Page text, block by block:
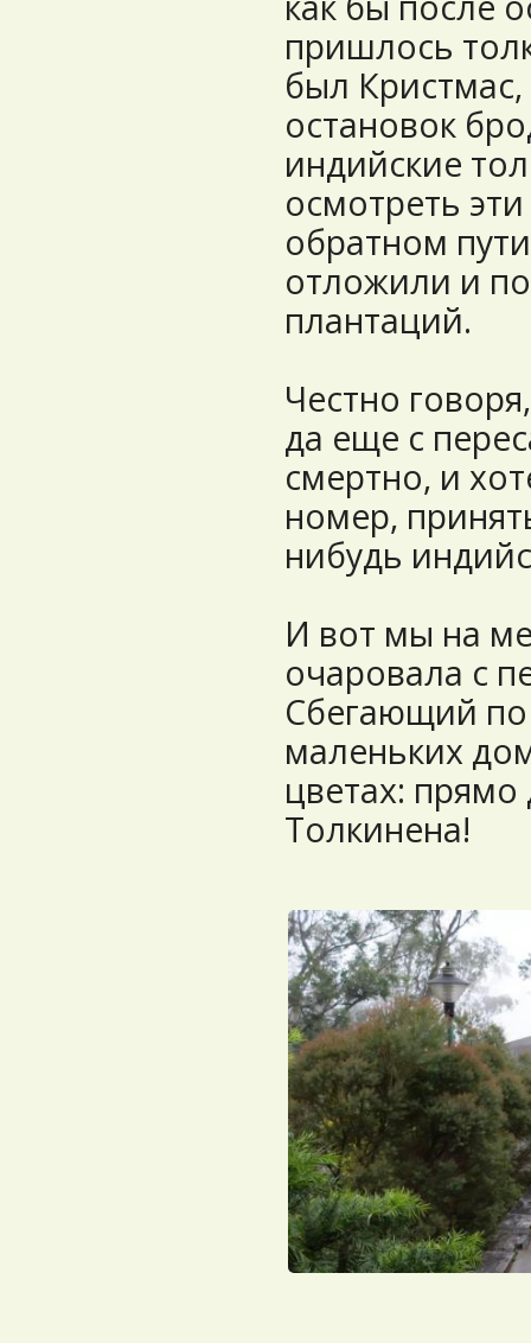
пришлось
был
остановок
индийские
осмотреть
обратном
отложили и
плантаций.
Честно
да еще с
смертно, и
номер,
нибудь
И вот мы на
очаровала с
Сбегающий по
маленьких
цветах:
Толкинена!